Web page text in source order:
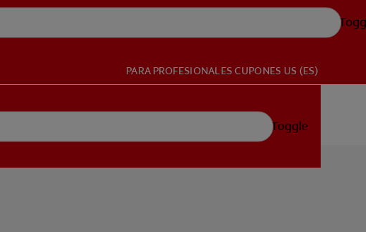
PARA PROFESIONALESCUPONES US (ES)
Toggle